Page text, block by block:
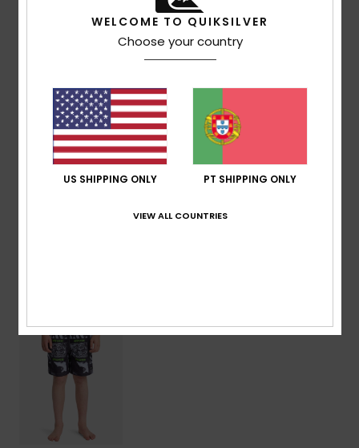
Descrição
Estampados de desenhos animados e cores seguras?
próxima geração — gráficos arrojados, linhas simples e a
mesma energia crua da coleção principal.
Detalhes e funcionalidades
Envio& Devoluciones
WELCOME TO QUIKSILVER
Choose your country
US SHIPPING ONLY PT SHIPPING ONLY
VIEW ALL COUNTRIES